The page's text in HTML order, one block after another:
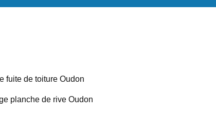
fuite de toiture Oudon
planche de rive Oudon